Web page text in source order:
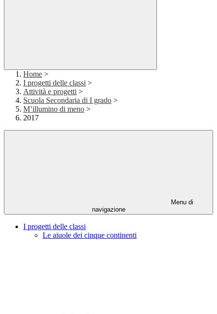
Home >
I progetti delle classi >
Attività e progetti >
Scuola Secondaria di I grado >
M’illumino di meno >
2017
Menu di
navigazione
I progetti delle classi
Le aiuole dei cinque continenti